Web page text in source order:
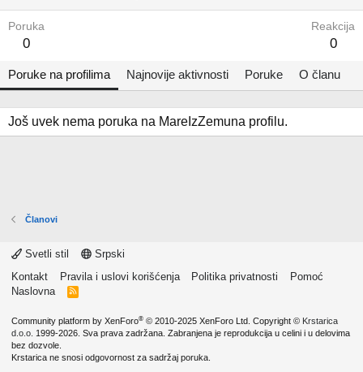
Poruka
0
Reakcija
0
Poruke na profilima Najnovije aktivnosti Poruke O članu
Još uvek nema poruka na MareIzZemuna profilu.
Članovi
Svetli stil
Srpski
Kontakt
Pravila i uslovi korišćenja Politika privatnosti
Pomoć
Naslovna
R
Community platform by XenForo® © 2010-2025 XenForo Ltd. Copyright © Krstarica
d.o.o. 1999-2026. Sva prava zadržana. Zabranjena je reprodukcija u celini i u delovima
bez dozvole.
Krstarica ne snosi odgovornost za sadržaj poruka.